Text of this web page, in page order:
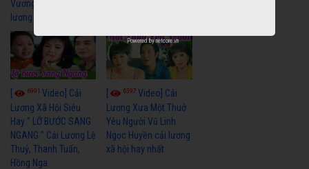
Vương Thoại Mỹ | cải
lương xã hội hay nhất
6991 Video] Cải
Lương Xã Hội Siêu
Hay " LỠ BƯỚC SANG
NGANG " Cải Lương Lệ
Thuỷ, Thanh Tuấn,
Hồng Nga
6397Video] Cải
Lương Xưa Một Thuở
Yêu Người Vũ Linh
Ngọc Huyền cải lương
xã hội hay nhất
Powered bynetcore.vn